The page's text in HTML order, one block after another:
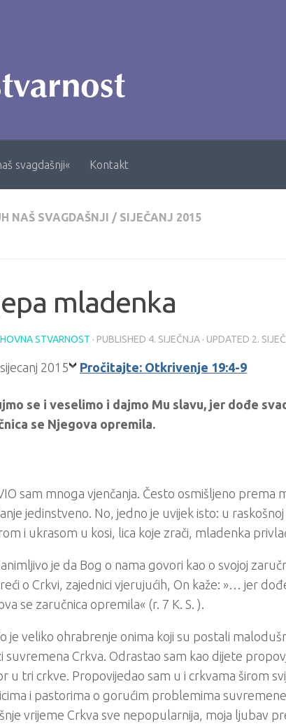
svagdašnji« Kontakt
NAŠ SVAGDAŠNJI / SIJEČANJ 2015
mladenka
STVARNOST · PUBLISHED 4. SIJEČNJA · UPDATED 2.
Pročitajte: Otkrivenje 19:4-9
se i veselimo i dajmo Mu slavu, jer dođe
se Njegova opremila.
sam mnoga vjenčanja. Često osmišljeno prema
jedinstveno. No, jedno je uvijek isto: u
i ukrasom u kosi, lica koje zrači, mladenka
je da Bog o nama govori kao o svojoj
o Crkvi, zajednici vjerujućih, On kaže: »… jer
se zaručnica opremila« (r. 7 K. S. ).
je veliko ohrabrenje onima koji su postali
suvremena Crkva. Odrastao sam kao dijete
u tri crkve. Propovijedao sam u i crkvama širom
i pastorima o gorućim problemima suvremene
vrijeme Crkva sve nepopularnija, moja ljubav